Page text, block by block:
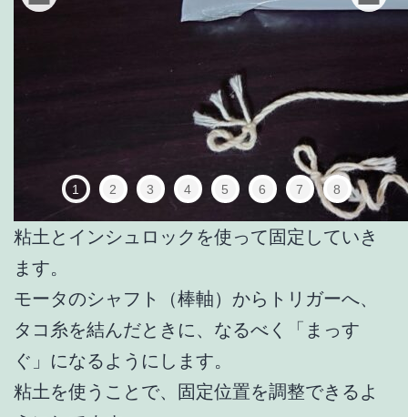
1 2 3 4 5 6 7 8
粘土とインシュロックを使って固定していき
ます。
モータのシャフト（棒軸）からトリガーへ、
タコ糸を結んだときに、なるべく「まっす
ぐ」になるようにします。
粘土を使うことで、固定位置を調整できるよ